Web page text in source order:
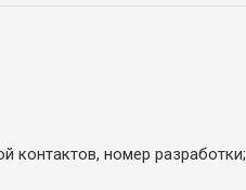
контактов, номер разработки;